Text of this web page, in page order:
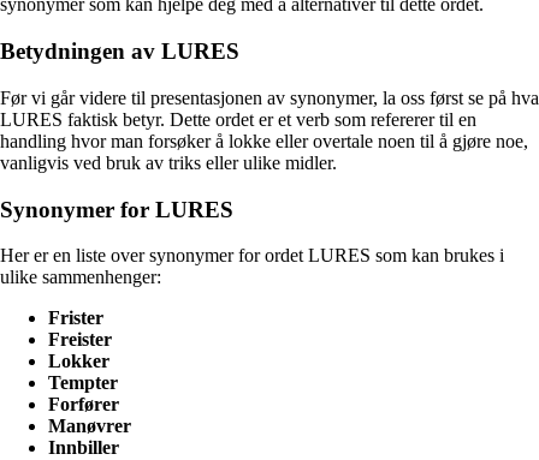
synonymer som kan hjelpe deg med å alternativer til dette ordet.
Betydningen av LURES
Før vi går videre til presentasjonen av synonymer, la oss først se på hva
LURES faktisk betyr. Dette ordet er et verb som refererer til en
handling hvor man forsøker å lokke eller overtale noen til å gjøre noe,
vanligvis ved bruk av triks eller ulike midler.
Synonymer for LURES
Her er en liste over synonymer for ordet LURES som kan brukes i
ulike sammenhenger:
Frister
Freister
Lokker
Tempter
Forfører
Manøvrer
Innbiller